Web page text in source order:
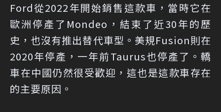
Ford從2022年開始銷售這款車，當時它在
歐洲停產了Mondeo，結束了近30年的歷
史，也沒有推出替代車型。美規Fusion則在
2020年停產，一年前Taurus也停產了。轎
車在中國仍然很受歡迎，這也是這款車存在
的主要原因。